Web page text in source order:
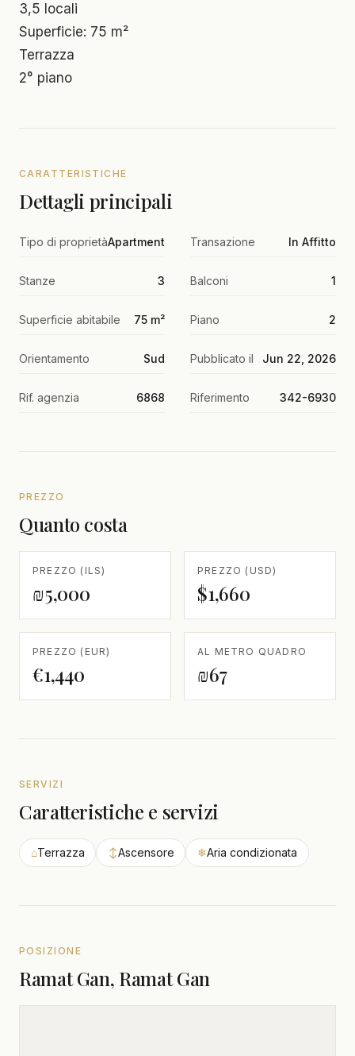
3,5 locali
Superficie: 75 m²
Terrazza
2° piano
CARATTERISTICHE
Dettagli principali
Tipo di proprietàApartment Transazione In Affitto
Stanze 3 Balconi 1
Superficie abitabile 75 m² Piano 2
Orientamento Sud Pubblicato il Jun 22, 2026
Rif. agenzia 6868 Riferimento 342-6930
PREZZO
Quanto costa
PREZZO (ILS)
₪5,000
PREZZO (USD)
$1,660
PREZZO (EUR)
€1,440
AL METRO QUADRO
₪67
SERVIZI
Caratteristiche e servizi
⌂Terrazza ↕Ascensore ❄Aria condizionata
POSIZIONE
Ramat Gan, Ramat Gan